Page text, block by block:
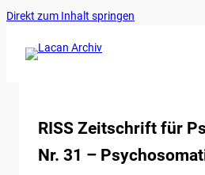
Direkt zum Inhalt springen
RISS Zeitschrift für
Nr. 31 –